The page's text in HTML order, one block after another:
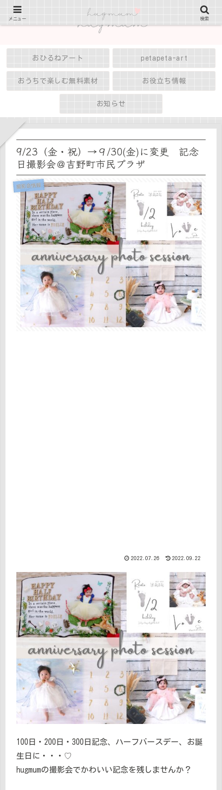
おひるねアート petapeta-art
おうちで楽しむ無料素材 お役立ち情報
お知らせ
9/23（金・祝）→９/30(金)に変更 記念
日撮影会＠吉野町市民プラザ
撮影会情報
2022.07.26 2022.09.22
100日・200日・300日記念、ハーフバースデー、お誕
生日に・・・♡
hugmumの撮影会でかわいい記念を残しませんか？
メニュー 検索